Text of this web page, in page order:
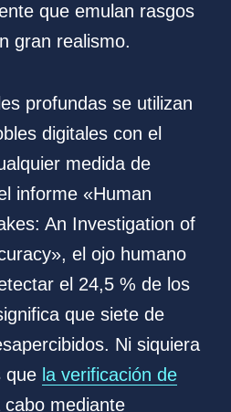
que emulan rasgos
gran realismo.
profundas se utilizan
digitales con el
medida de
informe «Human
An Investigation of
el ojo humano
el 24,5 % de los
que siete de
Ni siquiera
que la verificación de
cabo mediante